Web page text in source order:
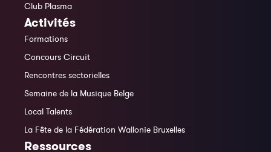
Club Plasma
Activités
Formations
Concours Circuit
Rencontres sectorielles
Semaine de la Musique Belge
Local Talents
La Fête de la Fédération Wallonie Bruxelles
Ressources